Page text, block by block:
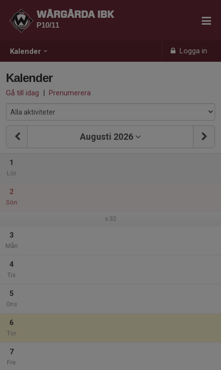
Kalender Logga in
WÅRGÅRDA IBK
P10/11
Kalender
Gå till idag | Prenumerera
Augusti 2026
1
Lör
2
Sön
v.32
3
Mån
4
Tis
5
Ons
6
Tor
7
Fre